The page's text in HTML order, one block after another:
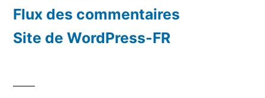
Flux des commentaires
Site de WordPress-FR